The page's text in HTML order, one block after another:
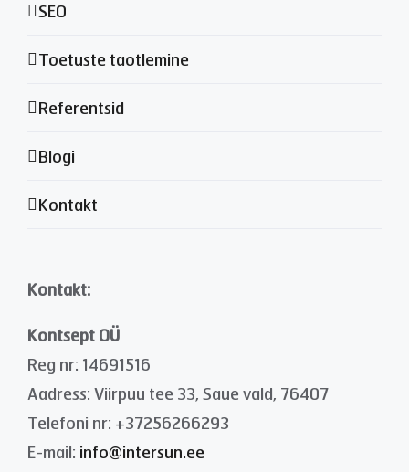
SEO
Toetuste taotlemine
Referentsid
Blogi
Kontakt
Kontakt:
Kontsept OÜ
Reg nr: 14691516
Aadress: Viirpuu tee 33, Saue vald, 76407
Telefoni nr: +37256266293
E-mail: info@intersun.ee